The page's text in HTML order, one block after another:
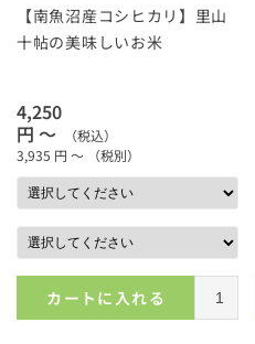
【南魚沼産コシヒカリ】里山
十帖の美味しいお米
4,250
円 ～
（税込）
3,935 円 ～ （税別）
カートに入れる